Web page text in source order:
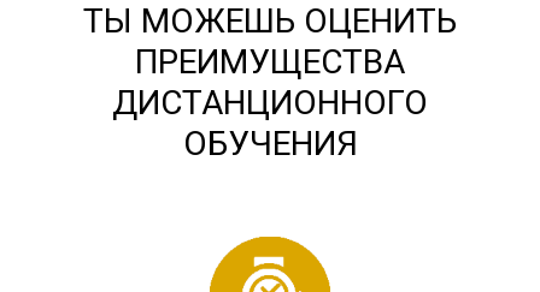
ТЫ МОЖЕШЬ ОЦЕНИТЬ
ПРЕИМУЩЕСТВА
ДИСТАНЦИОННОГО
ОБУЧЕНИЯ